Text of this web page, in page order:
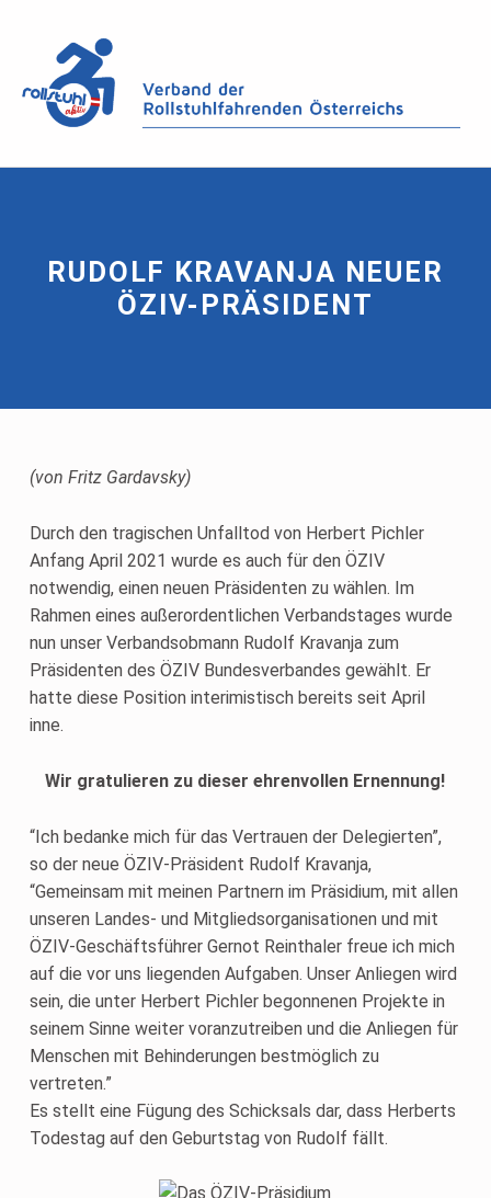
RUDOLF KRAVANJA NEUER
ÖZIV-PRÄSIDENT
(von Fritz Gardavsky)
Durch den tragischen Unfalltod von Herbert Pichler
Anfang April 2021 wurde es auch für den ÖZIV
notwendig, einen neuen Präsidenten zu wählen. Im
Rahmen eines außerordentlichen Verbandstages wurde
nun unser Verbandsobmann Rudolf Kravanja zum
Präsidenten des ÖZIV Bundesverbandes gewählt. Er
hatte diese Position interimistisch bereits seit April
inne.
Wir gratulieren zu dieser ehrenvollen Ernennung!
“Ich bedanke mich für das Vertrauen der Delegierten”,
so der neue ÖZIV-Präsident Rudolf Kravanja,
“Gemeinsam mit meinen Partnern im Präsidium, mit allen
unseren Landes- und Mitgliedsorganisationen und mit
ÖZIV-Geschäftsführer Gernot Reinthaler freue ich mich
auf die vor uns liegenden Aufgaben. Unser Anliegen wird
sein, die unter Herbert Pichler begonnenen Projekte in
seinem Sinne weiter voranzutreiben und die Anliegen für
Menschen mit Behinderungen bestmöglich zu
vertreten.”
Es stellt eine Fügung des Schicksals dar, dass Herberts
Todestag auf den Geburtstag von Rudolf fällt.